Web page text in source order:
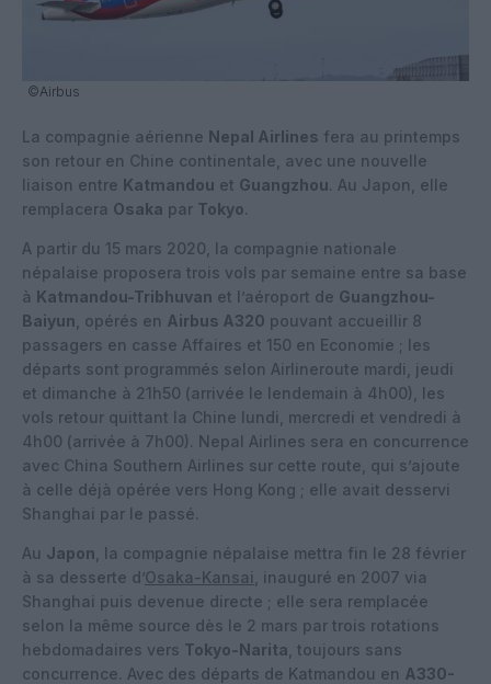
©Airbus
La compagnie aérienne Nepal Airlines fera au printemps
son retour en Chine continentale, avec une nouvelle
liaison entre Katmandou et Guangzhou. Au Japon, elle
remplacera Osaka par Tokyo.
A partir du 15 mars 2020, la compagnie nationale
népalaise proposera trois vols par semaine entre sa base
à Katmandou-Tribhuvan et l’aéroport de Guangzhou-
Baiyun , opérés en Airbus A320 pouvant accueillir 8
passagers en casse Affaires et 150 en Economie ; les
départs sont programmés selon Airlineroute mardi, jeudi
et dimanche à 21h50 (arrivée le lendemain à 4h00), les
vols retour quittant la Chine lundi, mercredi et vendredi à
4h00 (arrivée à 7h00). Nepal Airlines sera en concurrence
avec China Southern Airlines sur cette route, qui s’ajoute
à celle déjà opérée vers Hong Kong ; elle avait desservi
Shanghai par le passé.
Au Japon , la compagnie népalaise mettra fin le 28 février
à sa desserte d’Osaka-Kansai
, inauguré en 2007 via
Shanghai puis devenue directe ; elle sera remplacée
selon la même source dès le 2 mars par trois rotations
hebdomadaires vers Tokyo-Narita , toujours sans
concurrence. Avec des départs de Katmandou en A330-